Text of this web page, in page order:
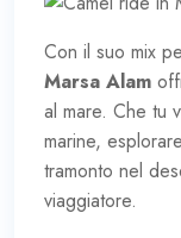
Con il suo mix
Marsa Alam
al mare. Che tu
marine,
tramonto nel
viaggiatore.